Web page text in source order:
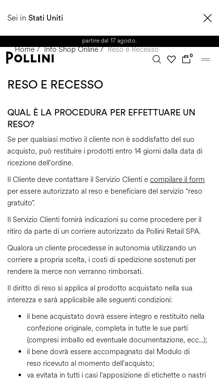
Sei in Stati Uniti
AUTUNNO/INVERNO 2026. Dall'8 al 16 agosto il Servizio Clienti non sarà
partire dal 17 agosto.
0
Home/Info Shop Online/Reso e Recesso
RESO E RECESSO
QUAL È LA PROCEDURA PER EFFETTUARE UN
RESO?
Se per qualsiasi motivo il cliente non è soddisfatto del suo
acquisto, può restituire i prodottientro 14 giorni dalla data di
ricezione dell'ordine.
Il Cliente deve contattare il Servizio Clienti ecompilare il form
per essere autorizzato al reso e beneficiare del servizio “reso
gratuito”.
Il Servizio Clienti fornirà indicazioni su come procedere per il
ritiro da parte di un corriere autorizzato da Pollini Retail SPA.
Qualora un cliente procedesse in autonomia utilizzando un
corriere a propria scelta, i costi di spedizione sostenuti per
rendere la merce non verranno rimborsati.
Il diritto di reso si applica al prodotto acquistato nella sua
interezza e sarà applicabile alle seguenti condizioni:
il bene acquistato dovrà essere integro e restituito nella
confezione originale, completa in tutte le sue parti
(compresi imballo ed eventuale documentazione, ecc...);
il bene dovrà essere accompagnato dal Modulo di
reso ricevuto al momento dell'acquisto;
va evitata in tutti i casi l'apposizione di etichette o nastri